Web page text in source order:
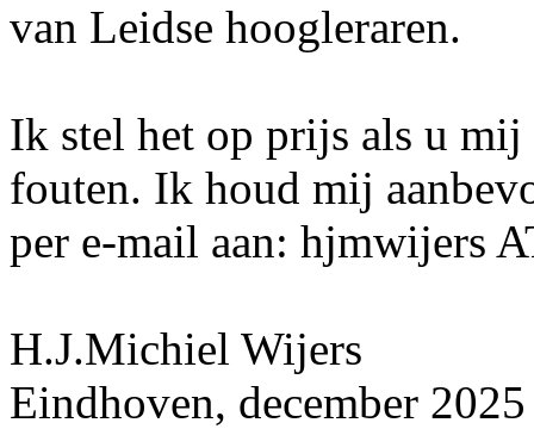
van Leidse hoogleraren.
Ik stel het op prijs als u mij
fouten. Ik houd mij
per e-mail aan: hjmwijers
H.J.Michiel Wijers
Eindhoven, december